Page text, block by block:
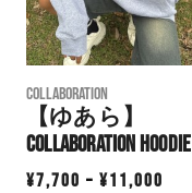
COLLABORATION
【ゆあら】
Collaboration Hoodie
¥7,700 – ¥11,000